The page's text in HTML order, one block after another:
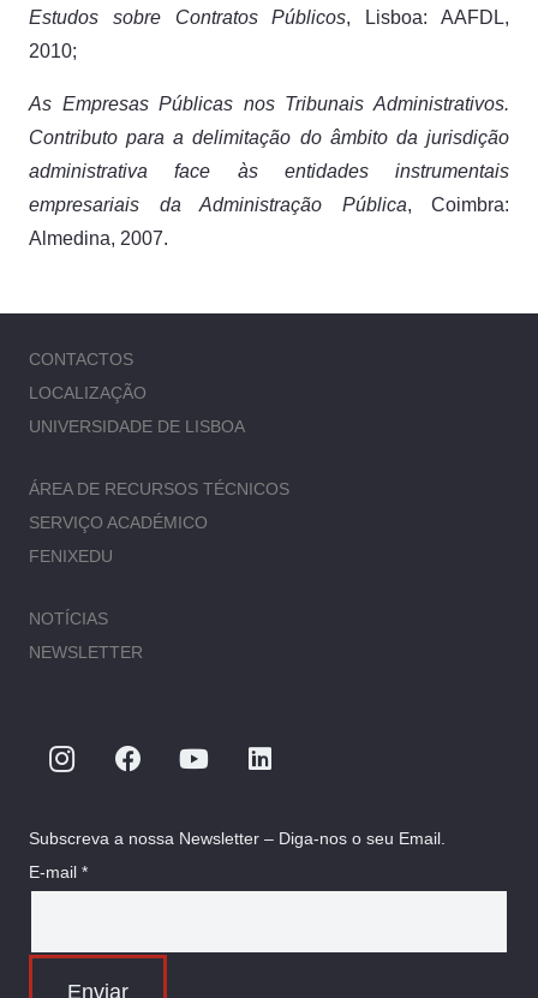
Estudos sobre Contratos Públicos, Lisboa: AAFDL,
2010;
As Empresas Públicas nos Tribunais Administrativos.
Contributo para a delimitação do âmbito da jurisdição
administrativa face às entidades instrumentais
empresariais da Administração Pública, Coimbra:
Almedina, 2007.
CONTACTOS
LOCALIZAÇÃO
UNIVERSIDADE DE LISBOA
ÁREA DE RECURSOS TÉCNICOS
SERVIÇO ACADÉMICO
FENIXEDU
NOTÍCIAS
NEWSLETTER
Subscreva a nossa Newsletter – Diga-nos o seu Email.
E-mail *